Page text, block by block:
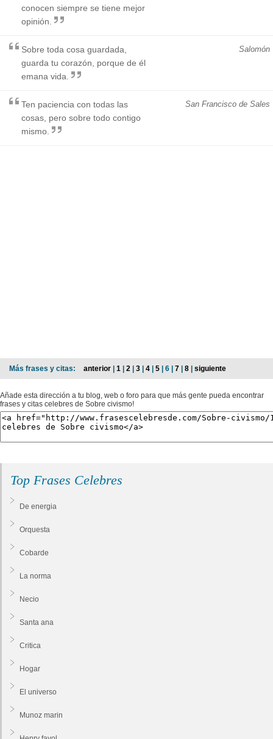
conocen siempre se tiene mejor
opinión.
Salomón
Sobre toda cosa guardada,
guarda tu corazón, porque de él
emana vida.
San Francisco de Sales
Ten paciencia con todas las
cosas, pero sobre todo contigo
mismo.
Más frases y citas: anterior | 1 | 2 | 3 | 4 | 5 | 6 | 7 | 8 | siguiente
Añade esta dirección a tu blog, web o foro para que más gente pueda encontrar
frases y citas celebres de Sobre civismo!
Top Frases Celebres
De energia
Orquesta
Cobarde
La norma
Necio
Santa ana
Critica
Hogar
El universo
Munoz marin